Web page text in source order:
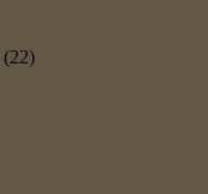
(22)